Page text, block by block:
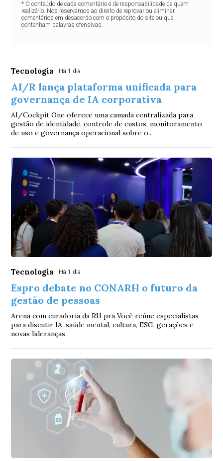
* O conteúdo de cada comentário é de responsabilidade de quem
realizá-lo. Nos reservamos ao direito de reprovar ou eliminar
comentários em desacordo com o propósito do site ou que
contenham palavras ofensivas.
Tecnologia Há 1 dia
AI/R lança plataforma unificada para
governança de IA corporativa
AI/Cockpit One oferece uma camada centralizada para
gestão de identidade, controle de custos, monitoramento
de uso e governança operacional sobre o...
Tecnologia Há 1 dia
Espro debate no CONARH o futuro da
gestão de pessoas
Arena com curadoria da RH pra Você reúne especialistas
para discutir IA, saúde mental, cultura, ESG, gerações e
novas lideranças